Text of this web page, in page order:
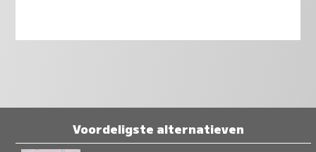
Voordeligste alternatieven